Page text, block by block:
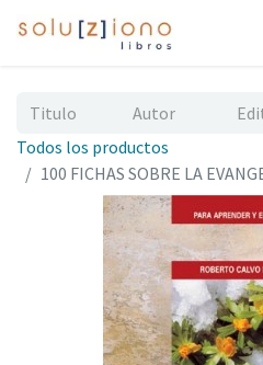
Todos los productos
100 FICHAS SOBRE LA